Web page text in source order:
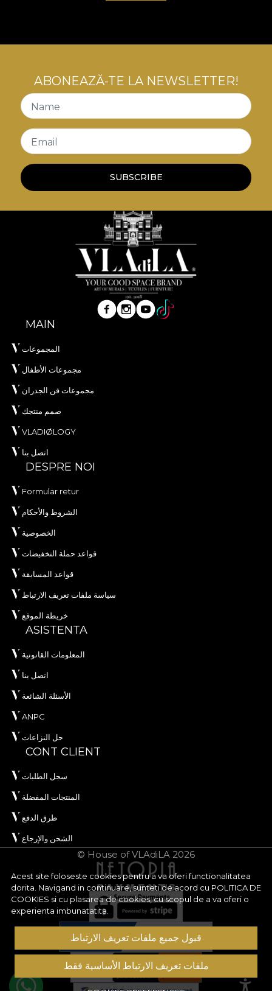
Acest site foloseste cookies pentru a va oferi functionalitatea
dorita. Navigand in continuare, sunteti de acord cu POLITICA DE
COOKIES si cu plasarea de cookies, cu scopul de a va oferi o
experienta imbunatatita.
قبول جميع ملفات تعريف الارتباط
ملفات تعريف الارتباط الأساسية فقط
ABONEAZĂ-TE LA NEWSLETTER!
Name
Email
SUBSCRIBE
MAIN
المجموعات
مجموعات الأطفال
مجموعات فن الجدران
صمم منتجك
VLADIØLOGY
اتصل بنا
DESPRE NOI
Formular retur
الشروط والأحكام
الخصوصية
قواعد حملة التخفيضات
قواعد المسابقة
سياسة ملفات تعريف الارتباط
خريطة الموقع
ASISTENTA
المعلومات القانونية
اتصل بنا
الأسئلة الشائعة
ANPC
حل النزاعات
CONT CLIENT
سجل الطلبات
المنتجات المفضلة
طرق الدفع
الشحن والإرجاع
© House of VLAdiLA 2026